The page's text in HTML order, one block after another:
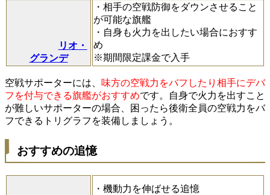
リオ・
グランデ
・相手の空戦防御をダウンさせること
が可能な旗艦
・自身も火力を出したい場合におすす
め
※期間限定課金で入手
空戦サポーターには、 味方の空戦力をバフしたり相手にデバ
フを付与できる旗艦がおすすめです。自身で火力を出すこと
が難しいサポーターの場合、困ったら後衛全員の空戦力をバ
フできるトリグラフを装備しましょう。
おすすめの追憶
・機動力を伸ばせる追憶